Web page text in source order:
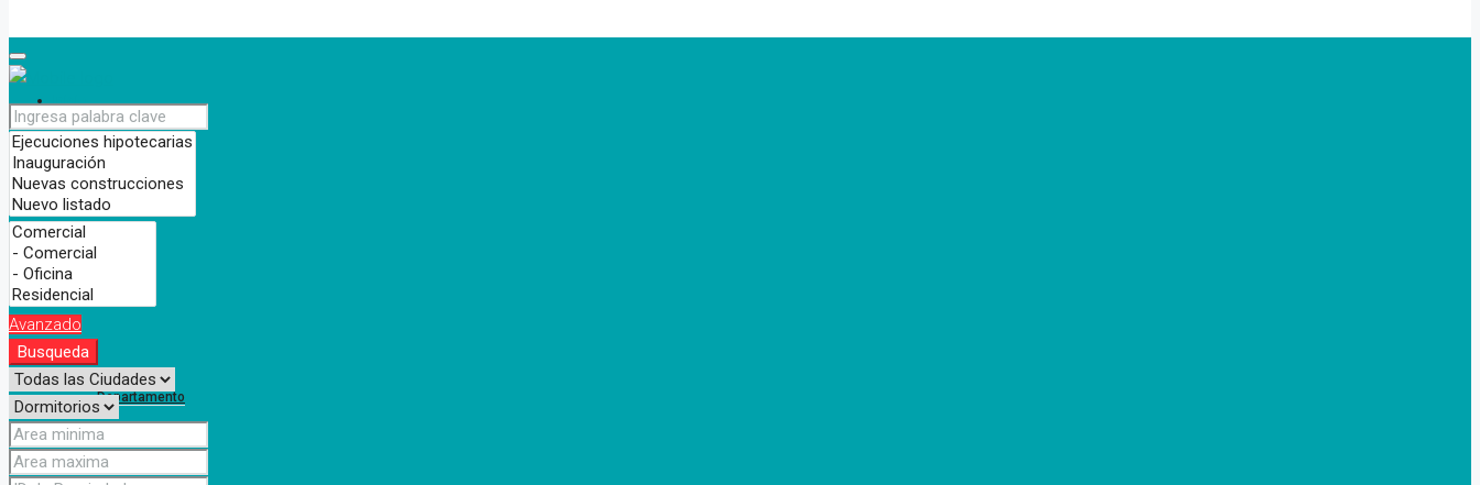
Inicio
Nosotros
Propiedades
Departamento
Avanzado
Busqueda